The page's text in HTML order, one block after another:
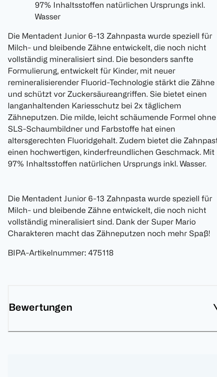
97% Inhaltsstoffen natürlichen Ursprungs inkl.
Wasser
Die Mentadent Junior 6-13 Zahnpasta wurde speziell für
Milch- und bleibende Zähne entwickelt, die noch nicht
vollständig mineralisiert sind. Die besonders sanfte
Formulierung, entwickelt für Kinder, mit neuer
remineralisierender Fluorid-Technologie stärkt die Zähne
und schützt vor Zuckersäureangriffen. Sie bietet einen
langanhaltenden Kariesschutz bei 2x täglichem
Zähneputzen. Die milde, leicht schäumende Formel ohne
SLS-Schaumbildner und Farbstoffe hat einen
altersgerechten Fluoridgehalt. Zudem bietet die
einen hochwertigen, kinderfreundlichen Geschmack. Mit
97% Inhaltsstoffen natürlichen Ursprungs inkl. Wasser.
Die Mentadent Junior 6-13 Zahnpasta wurde speziell für
Milch- und bleibende Zähne entwickelt, die noch nicht
vollständig mineralisiert sind. Dank der Super Mario
Charakteren macht das Zähneputzen noch mehr Spaß!​
BIPA-Artikelnummer: 475118
Bewertungen